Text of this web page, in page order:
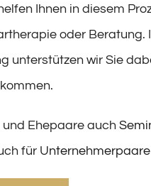
Ihnen in diesem
oder Beratung.
unterstützen wir Sie
Ehepaare auch
für Unternehmerpaare